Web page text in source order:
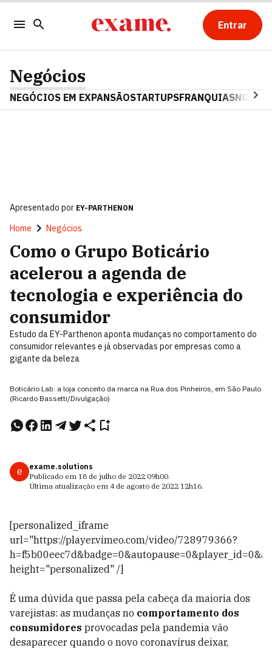
Entrar
Negócios
NEGÓCIOS EM EXPANSÃOSTARTUPSFRANQUIAS
Apresentado por EY-PARTHENON
Home Negócios
Como o Grupo Boticário
acelerou a agenda de
tecnologia e experiência do
consumidor
Estudo da EY-Parthenon aponta mudanças no comportamento do
consumidor relevantes e já observadas por empresas como a
gigante da beleza
Boticário Lab: a loja conceito da marca na Rua dos Pinheiros, em São Paulo
(Ricardo Bassetti/Divulgação)
e
exame.solutions
Publicado em 18 de julho de 2022 09h00.
Última atualização em 4 de agosto de 2022 12h16.
[personalized_iframe
url="https://player.vimeo.com/video/728979366?
height="personalized" /]
É uma dúvida que passa pela cabeça da maioria dos
varejistas: as mudanças no comportamento dos
consumidores provocadas pela pandemia vão
desaparecer quando o novo coronavírus deixar,